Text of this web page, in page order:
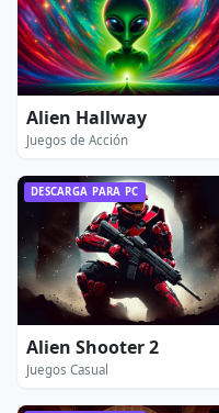
Alien Hallway
Juegos de Acción
DESCARGA PARA PC
Alien Shooter 2
Juegos Casual